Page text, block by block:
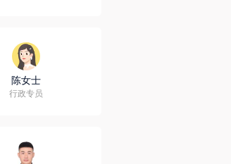
陈女士
行政专员